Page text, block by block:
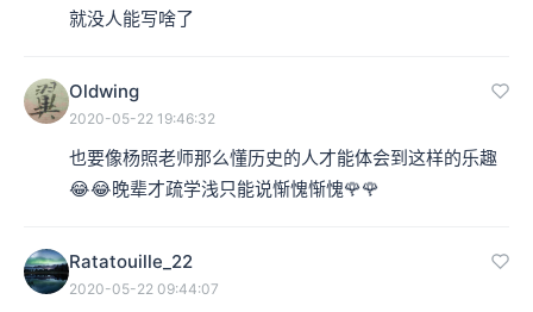
就没人能写啥了
Oldwing
2020-05-22 19:46:32
也要像杨照老师那么懂历史的人才能体会到这样的乐趣
😂️😂️晚辈才疏学浅只能说惭愧惭愧🌹️🌹️
Ratatouille_22
2020-05-22 09:44:07